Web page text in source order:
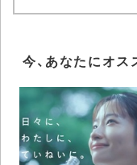
今、あなたにオス